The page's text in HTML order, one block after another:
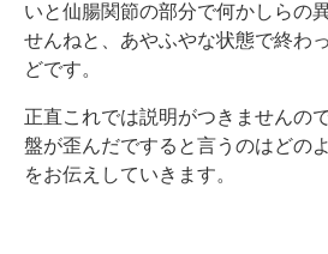
いと仙腸関節の部分で何かしらの
せんねと、あやふやな状態で終わ
どです。
正直これでは説明がつきませんの
盤が歪んだですると言うのはどの
をお伝えしていきます。